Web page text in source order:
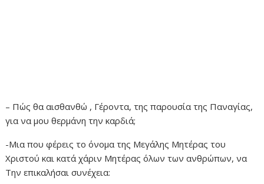
– Πώς θα αισθανθώ , Γέροντα, της παρουσία της Παναγίας,
για να μου θερμάνη την καρδιά;
-Μια που φέρεις το όνομα της Μεγάλης Μητέρας του
Χριστού και κατά χάριν Μητέρας όλων των ανθρώπων, να
Την επικαλήσαι συνέχεια: